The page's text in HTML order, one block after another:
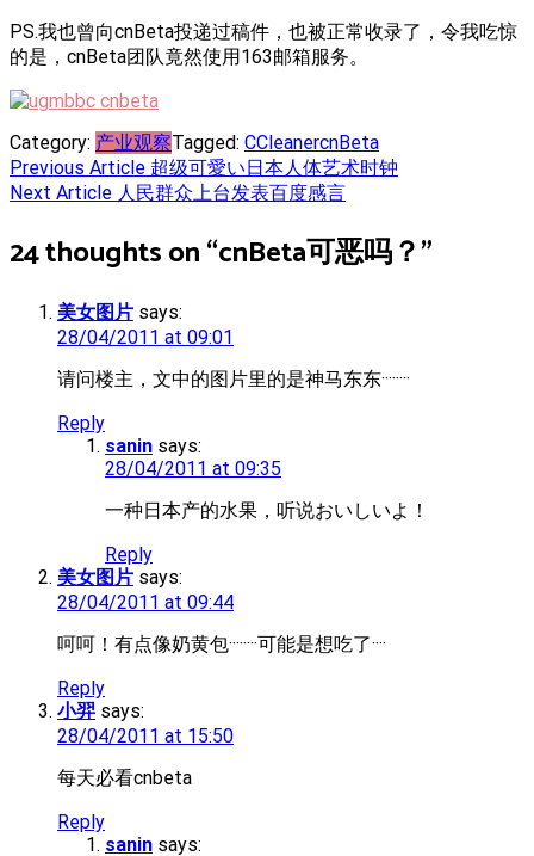
PS.我也曾向cnBeta投递过稿件，也被正常收录了，令我吃惊
的是，cnBeta团队竟然使用163邮箱服务。
Category: 产业观察Tagged: CCleanercnBeta
Post
Previous Article 超级可愛い日本人体艺术时钟
Next Article 人民群众上台发表百度感言
24 thoughts on “cnBeta可恶吗？”
美女图片 says:
28/04/2011 at 09:01
请问楼主，文中的图片里的是神马东东········
Reply
sanin says:
28/04/2011 at 09:35
一种日本产的水果，听说おいしいよ！
Reply
美女图片 says:
28/04/2011 at 09:44
呵呵！有点像奶黄包········可能是想吃了····
Reply
小羿 says:
28/04/2011 at 15:50
每天必看cnbeta
Reply
sanin says: